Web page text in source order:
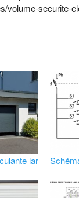
volume-securite-
lar